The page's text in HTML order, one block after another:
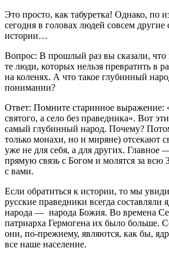
Это просто, как табуретка! Однако, по
сегодня в головах людей совсем
истории…
Вопрос: В прошлый раз вы сказали, что
те люди, которых нельзя превратить в
на коленях. А что такое глубинный
понимании?
Ответ: Помните старинное выражение:
святого, а село без праведника». Вот
самый глубинный народ. Почему?
только монахи, но и миряне) отсекают
уже не для себя, а для других. Главное
прямую связь с Богом и молятся за всю
с вами.
Если обратиться к истории, то мы
русские праведники всегда составляли
народа — народа Божия. Во времена
патриарха Гермогена их было
они, по-прежнему, являются, как бы,
все наше население.